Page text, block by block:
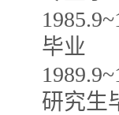
毕业
研究生